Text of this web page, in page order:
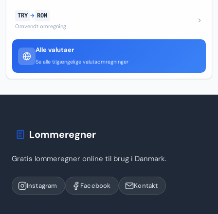
TRY → RON
Omvendt omregning
Alle valutaer
Se alle tilgængelige valutaomregninger
Lommeregner
Gratis lommeregner online til brug i Danmark.
Instagram Facebook Kontakt